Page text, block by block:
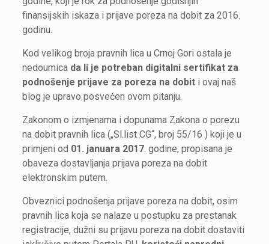
finansijskih iskaza i prijave poreza na dobit za 2016.
godinu.
Kod velikog broja pravnih lica u Crnoj Gori ostala je
nedoumica da li je potreban digitalni sertifikat za
podnošenje prijave za poreza na dobit i ovaj naš
blog je upravo posvećen ovom pitanju.
Zakonom o izmjenama i dopunama Zakona o porezu
na dobit pravnih lica („Sl.list CG“, broj 55/16 ) koji je u
primjeni od 01. januara 2017. godine, propisana je
obaveza dostavljanja prijava poreza na dobit
elektronskim putem.
Obveznici podnošenja prijave poreza na dobit, osim
pravnih lica koja se nalaze u postupku za prestanak
registracije, dužni su prijavu poreza na dobit dostaviti